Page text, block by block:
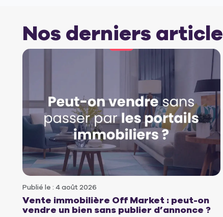
Nos derniers
Publié le : 4 août 2026
Vente immobilière Off Market : peut-on
vendre un bien sans publier d’annonce ?